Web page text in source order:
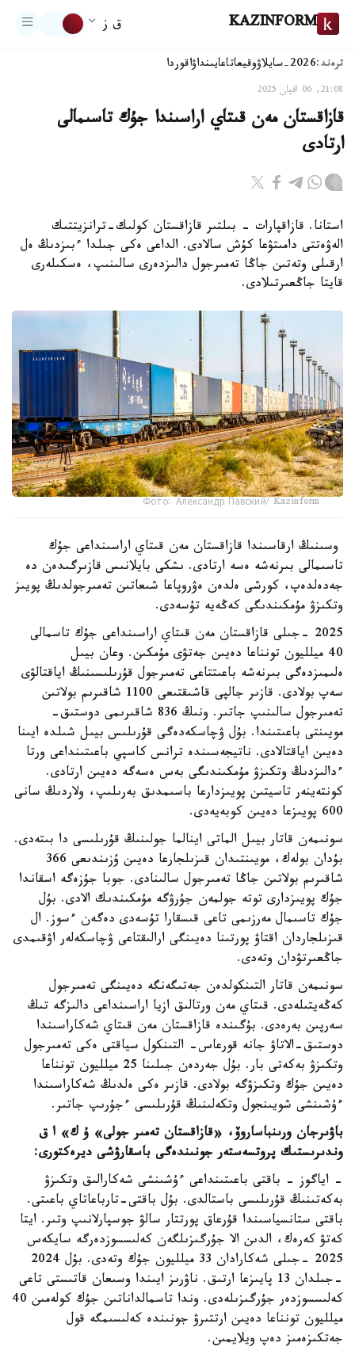
KAZINFORM ق ز
ترەند:2026-سايلاۋ وقيعاتاعايىنداۋاقوردا
21:08, 06 اقپان 2025
قازاقستان مەن قىتاي اراسىندا جۇك تاسىمالى
ارتادى
استانا. قازاقپارات - بىلتىر قازاقستان كولىك-ترانزيتتىك
الەۋەتتى دامىتۋعا كۇش سالادى. الداعى ەكى جىلدا ءبىزدىڭ ەل
ارقىلى وتەتىن جاڭا تەمىرجول دالىزدەرى سالىنىپ، ەسكىلەرى
قايتا جاڭعىرتىلادى.
Фото: Александр Павский/ Kazinform
وسىنىڭ ارقاسىندا قازاقستان مەن قىتاي اراسىنداعى جۇك
تاسىمالى بىرنەشە ەسە ارتادى. ىشكى بايلانىس قازىرگىدەن دە
جەدەلدەپ، كورشى ەلدەن ەۋروپاعا شىعاتىن تەمىرجولدىڭ پويىز
وتكىزۋ مۇمكىندىگى كەڭەيە تۇسەدى.
2025 -جىلى قازاقستان مەن قىتاي اراسىنداعى جۇك تاسمالى
40 ميلليون تونناعا دەيىن جەتۋى مۇمكىن. وعان بيىل
ەلىمىزدەگى بىرنەشە باعىتتاعى تەمىرجول قۇرىلىسىنىڭ اياقتالۋى
سەپ بولادى. قازىر جالپى قاشىقتىعى 1100 شاقىرىم بولاتىن
تەمىرجول سالىنىپ جاتىر. ونىڭ 836 شاقىرىمى دوستىق-
مويىنتى باعىتىندا. بۇل ۋچاسكەدەگى قۇرىلىس بيىل شىلدە ايىنا
دەيىن اياقتالادى. ناتيجەسىندە ترانس كاسپي باعىتىنداعى ورتا
ءدالىزدىڭ وتكىزۋ مۇمكىندىگى بەس ەسەگە دەيىن ارتادى.
كونتەينەر تاسيتىن پويىزدارعا باسىمدىق بەرىلىپ، ولاردىڭ سانى
600 پويىزعا دەيىن كوبەيەدى.
سونىمەن قاتار بيىل الماتى اينالما جولىنىڭ قۇرىلىسى دا بىتەدى.
بۇدان بولەك، مويىنتىدان قىزىلجارعا دەيىن ۇزىندىعى 366
شاقىرىم بولاتىن جاڭا تەمىرجول سالىنادى. جوبا جۇزەگە اسقاندا
جۇك پويىزدارى توتە جولمەن جۇرۋگە مۇمكىندىك الادى. بۇل
جۇك تاسىمال مەرزىمى تاعى قىسقارا تۇسەدى دەگەن ءسوز. ال
قىزىلجاردان اقتاۋ پورتىنا دەيىنگى ارالىقتاعى ۋچاسكەلەر اۋقىمدى
جاڭعىرتۋدان وتەدى.
سونىمەن قاتار التىنكولدەن جەتىگەنگە دەيىنگى تەمىرجول
كەڭەيتىلەدى. قىتاي مەن ورتالىق ازيا اراسىنداعى دالىزگە تىڭ
سەرپىن بەرەدى. بۇگىندە قازاقستان مەن قىتاي شەكاراسىندا
دوستىق-الاتاۋ جانە قورعاس- التىنكول سياقتى ەكى تەمىرجول
وتكىزۋ بەكەتى بار. بۇل جەردەن جىلىنا 25 ميلليون تونناعا
دەيىن جۇك وتكىزۋگە بولادى. قازىر ەكى ەلدىڭ شەكاراسىندا
ءۇشىنشى شويىنجول وتكەلىنىڭ قۇرىلىسى ءجۇرىپ جاتىر.
باۋىرجان ورىنباساروۆ، «قازاقستان تەمىر جولى» ۇ ك» ا ق
وندىرىستىك پروتسەستەر جونىندەگى باسقارۋشى ديرەكتورى:
- اياگوز - باقتى باعىتىنداعى ءۇشىنشى شەكارالىق وتكىزۋ
بەكەتىنىڭ قۇرىلىسى باستالدى. بۇل باقتى-تارباعاتاي باعىتى.
باقتى ستانسياسىندا قۇرعاق پورتتار سالۋ جوسپارلانىپ وتىر. ايتا
كەتۋ كەرەك، الدىن الا جۇرگىزىلگەن كەلىسسوزدەرگە سايكەس
2025 -جىلى شەكارادان 33 ميلليون جۇك وتەدى. بۇل 2024
-جىلدان 13 پايىزعا ارتىق. ناۋرىز ايىندا وسىعان قاتىستى تاعى
كەلىسسوزدەر جۇرگىزىلەدى. وندا تاسمالداناتىن جۇك كولەمىن 40
ميلليون تونناعا دەيىن ارتتىرۋ جونىندە كەلىسىمگە قول
جەتكىزەمىز دەپ ويلايمىن.